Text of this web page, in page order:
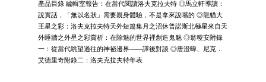
產品目錄 編輯室報告：在當代閱讀洛夫克拉夫特 ◎馬立軒導讀：
說實話，「無以名狀」需要親身體驗，不是拿來說嘴的 ◎龍貓大
王星之彩：洛夫克拉夫特天外短篇集月之沼休普諾斯北極星來自天
外睡牆之外星之彩賞析：在除魅的世界裡創造鬼魅 ◎翁稷安附錄
一：從當代眺望過往的神祕邊界――譯後對談 ◎唐澄暐、尼克．
艾德里奇附錄二：洛夫克拉夫特年表